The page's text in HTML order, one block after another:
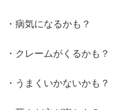
・病気になるかも？
・クレームがくるかも？
・うまくいかないかも？